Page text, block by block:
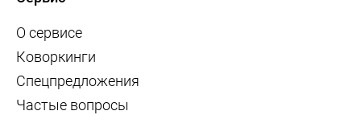
О сервисе
Коворкинги
Спецпредложения
Частые вопросы